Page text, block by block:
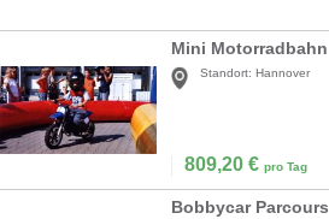
Mini Motorradbahn
Standort: Hannover
809,20 € pro Tag
Bobbycar Parcours